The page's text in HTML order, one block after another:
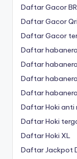
Daftar Gacor
Daftar Gacor
Daftar Gacor
Daftar
Daftar
Daftar
Daftar
Daftar Hoki anti
Daftar Hoki
Daftar Hoki XL
Daftar Jackpot